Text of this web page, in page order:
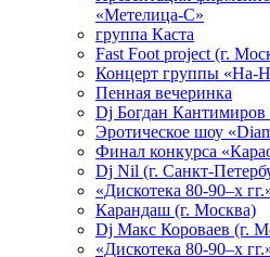
«Метелица-С»
группа Каста
Fast Foot project (г.
Концерт группы «На-
Пенная вечеринка
Dj Богдан Кантимиров
Эротическое шоу
Финал конкурса
Dj Nil (г. Санкт-
«Дискотека 80-90–х
Карандаш (г. Москва)
Dj Макс Короваев (г.
«Дискотека 80-90–х